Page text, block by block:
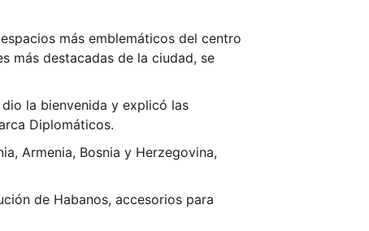
más emblemáticos del centro
más destacadas de la ciudad, se
la bienvenida y explicó las
Diplomáticos.
Armenia, Bosnia y Herzegovina,
de Habanos, accesorios para